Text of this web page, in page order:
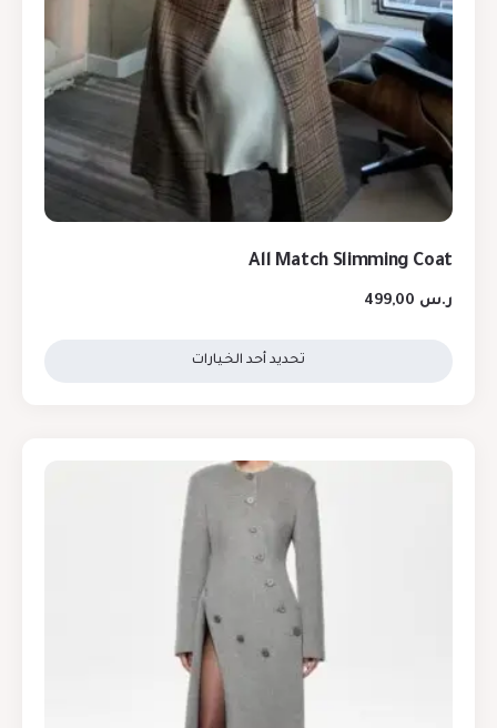
All Match Slimming Coat
ر.س
تحديد أحد الخيارات